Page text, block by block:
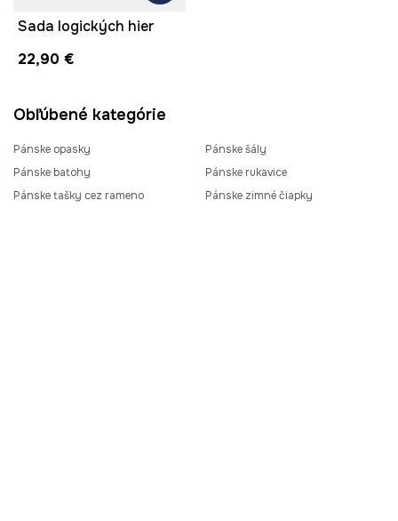
Sada logických hier
22,90 €
Obľúbené kategórie
Pánske opasky
Pánske batohy
Pánske tašky cez rameno
Pánske šály
Pánske rukavice
Pánske zimné čiapky